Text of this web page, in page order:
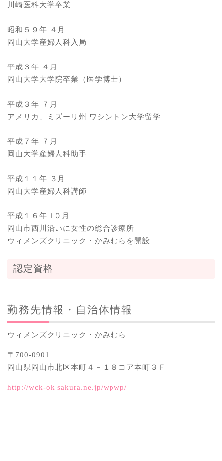
川崎医科大学卒業
昭和５９年 ４月
岡山大学産婦人科入局
平成３年 ４月
岡山大学大学院卒業（医学博士）
平成３年 ７月
アメリカ、ミズーリ州 ワシントン大学留学
平成７年 ７月
岡山大学産婦人科助手
平成１１年 ３月
岡山大学産婦人科講師
平成１６年 1０月
岡山市西川沿いに女性の総合診療所
ウィメンズクリニック・かみむらを開設
認定資格
勤務先情報・自治体情報
ウィメンズクリニック・かみむら
〒700-0901
岡山県岡山市北区本町４－１８コア本町３Ｆ
http://wck-ok.sakura.ne.jp/wpwp/